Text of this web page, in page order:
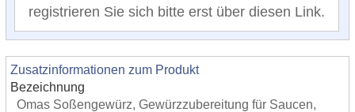
registrieren Sie sich bitte erst über diesen Link.
Zusatzinformationen zum Produkt
Bezeichnung
Omas Soßengewürz, Gewürzzubereitung für Saucen,